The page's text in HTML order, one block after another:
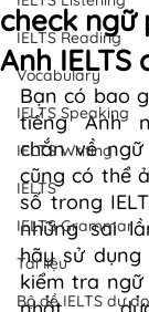
IELTS Reading
Vocabulary
IELTS Speaking
IELTS Writing
IELTS
IELTS Grammar
Tài liệu
Bộ đề IELTS dự
check ngữ
Anh IELTS
Bạn có bao
tiếng Anh
chắn về
cũng có thể
số trong
những sai
hãy sử
kiểm tra